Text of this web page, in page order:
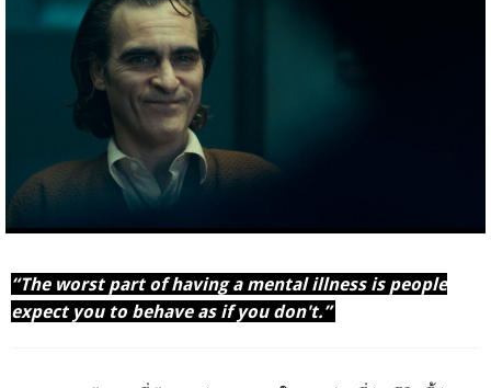
“The worst part of having a mental illness is people
expect you to behave as if you don't.”